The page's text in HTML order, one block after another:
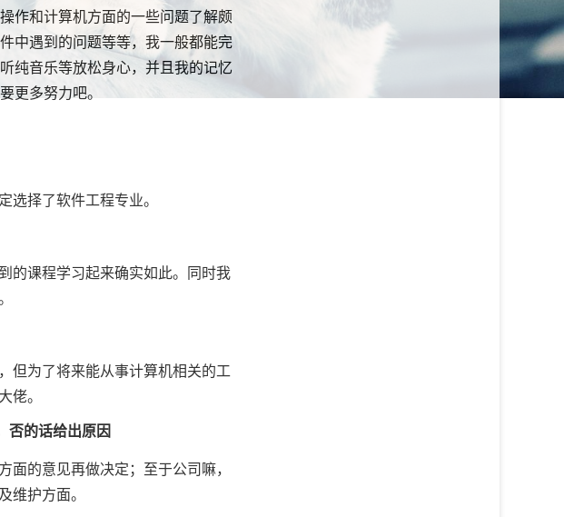
作和计算机方面的一些问题了解颇
中遇到的问题等等，我一般都能完
纯音乐等放松身心，并且我的记忆
更多努力吧。
择了软件工程专业。
的课程学习起来确实如此。同时我
但为了将来能从事计算机相关的工
佬。
否的话给出原因
的意见再做决定；至于公司嘛，
护方面。